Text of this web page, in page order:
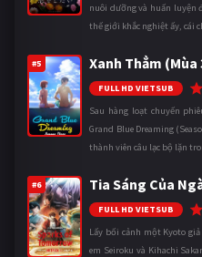
nuôi dưỡng và huấn luyện
thế giới khắc nghiệt ấy, cái
#5 Xanh Thẳm (Mùa
FULL HD VIETSUB
Sau hàng loạt chuyến
Grand Blue Dreaming
thành viên câu lạc bộ lặn
#6 Tia Sáng Của
FULL HD VIETSUB
Lấy bối cảnh một Kyoto
em Seiroku và Kihachi